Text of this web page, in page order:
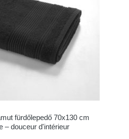
fürdőlepedő 70x130 cm
– douceur d'intérieur